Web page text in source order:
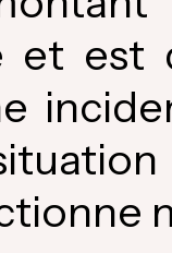
et est